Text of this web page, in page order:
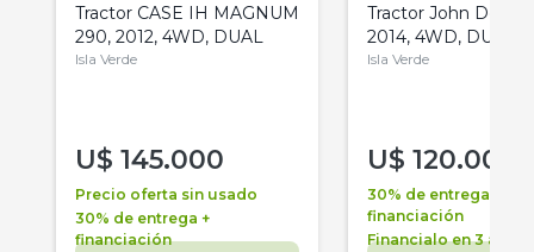
Tractor CASE IH MAGNUM
290, 2012, 4WD, DUAL
Isla Verde
U$ 145.000
Precio oferta sin usado
30% de entrega +
financiación
Tractor John Deere
2014, 4WD, DUAL
Isla Verde
U$ 120.000
30% de entrega +
financiación
Financialo en 3 años